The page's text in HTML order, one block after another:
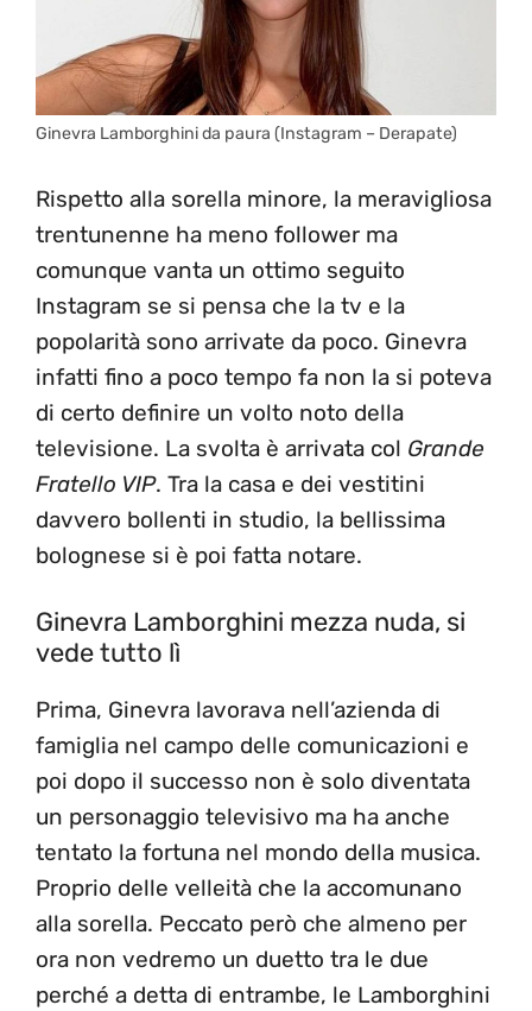
Ginevra Lamborghini da paura (Instagram – Derapate)
Rispetto alla sorella minore, la meravigliosa
trentunenne ha meno follower ma
comunque vanta un ottimo seguito
Instagram se si pensa che la tv e la
popolarità sono arrivate da poco. Ginevra
infatti fino a poco tempo fa non la si poteva
di certo definire un volto noto della
televisione. La svolta è arrivata col Grande
Fratello VIP. Tra la casa e dei vestitini
davvero bollenti in studio, la bellissima
bolognese si è poi fatta notare.
Ginevra Lamborghini mezza nuda, si
vede tutto lì
Prima, Ginevra lavorava nell’azienda di
famiglia nel campo delle comunicazioni e
poi dopo il successo non è solo diventata
un personaggio televisivo ma ha anche
tentato la fortuna nel mondo della musica.
Proprio delle velleità che la accomunano
alla sorella. Peccato però che almeno per
ora non vedremo un duetto tra le due
perché a detta di entrambe, le Lamborghini